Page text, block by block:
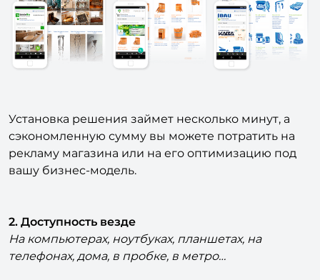
Установка решения займет несколько минут, а
сэкономленную сумму вы можете потратить на
рекламу магазина или на его оптимизацию под
вашу бизнес-модель.
2. Доступность везде
На компьютерах, ноутбуках, планшетах, на
телефонах, дома, в пробке, в метро…